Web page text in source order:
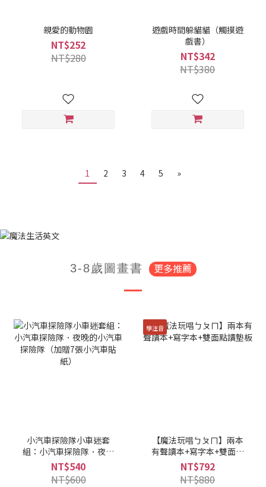
親愛的動物園
NT$252
NT$280
遊戲時間躲貓貓（觸摸遊
戲書）
NT$342
NT$380
1 2 3 4 5 »
3-8歲圖畫書 更多推薦
小汽車探險隊小車迷套
組：小汽車探險隊．夜晚
的小汽車探險隊（加贈7張
小汽車貼紙）
NT$540
NT$600
學注音
【魔法玩唱ㄅㄆㄇ】兩本
有聲讀本+寫字本+雙面點
讀墊板
NT$792
NT$880